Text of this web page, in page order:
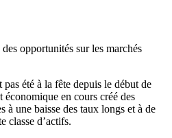
opportunités sur les marchés
été à la fête depuis le début de
économique en cours créé des
à une baisse des taux longs et à de
classe d’actifs.